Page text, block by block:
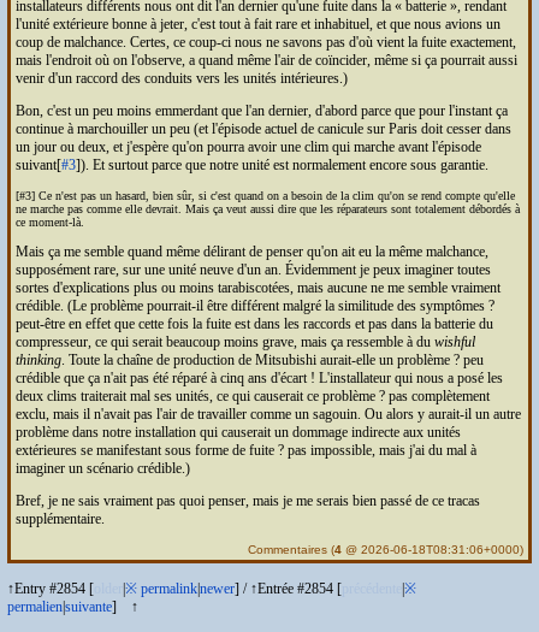
installateurs différents nous ont dit l'an dernier qu'une fuite dans la « batterie », rendant
l'unité extérieure bonne à jeter, c'est tout à fait rare et inhabituel, et que nous avions un
coup de malchance. Certes, ce coup-ci nous ne savons pas d'où vient la fuite exactement,
mais l'endroit où on l'observe, a quand même l'air de coïncider, même si ça pourrait aussi
venir d'un raccord des conduits vers les unités intérieures.)
Bon, c'est un peu moins emmerdant que l'an dernier, d'abord parce que pour l'instant ça
continue à marchouiller un peu (et l'épisode actuel de canicule sur Paris doit cesser dans
un jour ou deux, et j'espère qu'on pourra avoir une clim qui marche avant l'épisode
suivant[#3]). Et surtout parce que notre unité est normalement encore sous garantie.
[#3] Ce n'est pas un hasard, bien sûr, si c'est quand on a besoin de la clim qu'on se rend compte qu'elle
ne marche pas comme elle devrait. Mais ça veut aussi dire que les réparateurs sont totalement débordés à
ce moment-là.
Mais ça me semble quand même délirant de penser qu'on ait eu la même malchance,
supposément rare, sur une unité neuve d'un an. Évidemment je peux imaginer toutes
sortes d'explications plus ou moins tarabiscotées, mais aucune ne me semble vraiment
crédible. (Le problème pourrait-il être différent malgré la similitude des symptômes ?
peut-être en effet que cette fois la fuite est dans les raccords et pas dans la batterie du
compresseur, ce qui serait beaucoup moins grave, mais ça ressemble à du wishful
thinking. Toute la chaîne de production de Mitsubishi aurait-elle un problème ? peu
crédible que ça n'ait pas été réparé à cinq ans d'écart ! L'installateur qui nous a posé les
deux clims traiterait mal ses unités, ce qui causerait ce problème ? pas complètement
exclu, mais il n'avait pas l'air de travailler comme un sagouin. Ou alors y aurait-il un autre
problème dans notre installation qui causerait un dommage indirecte aux unités
extérieures se manifestant sous forme de fuite ? pas impossible, mais j'ai du mal à
imaginer un scénario crédible.)
Bref, je ne sais vraiment pas quoi penser, mais je me serais bien passé de ce tracas
supplémentaire.
Commentaires (4 @ 2026-06-18T08:31:06+0000)
↑Entry #2854 [ ※ permalinknewer] / ↑Entrée #2854 [
※
permaliensuivante] ↑